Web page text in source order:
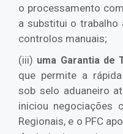
o processamento
a substitui o trabalho
controlos manuais;
(iii) uma Garantia de
que permite a
sob selo aduaneiro
iniciou negociações
Regionais, e o PFC